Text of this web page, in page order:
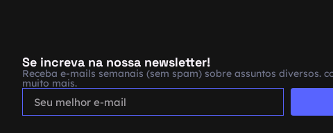
Se increva na nossa newsletter!
Receba e-mails semanais (sem spam) sobre assuntos diversos.
muito mais.